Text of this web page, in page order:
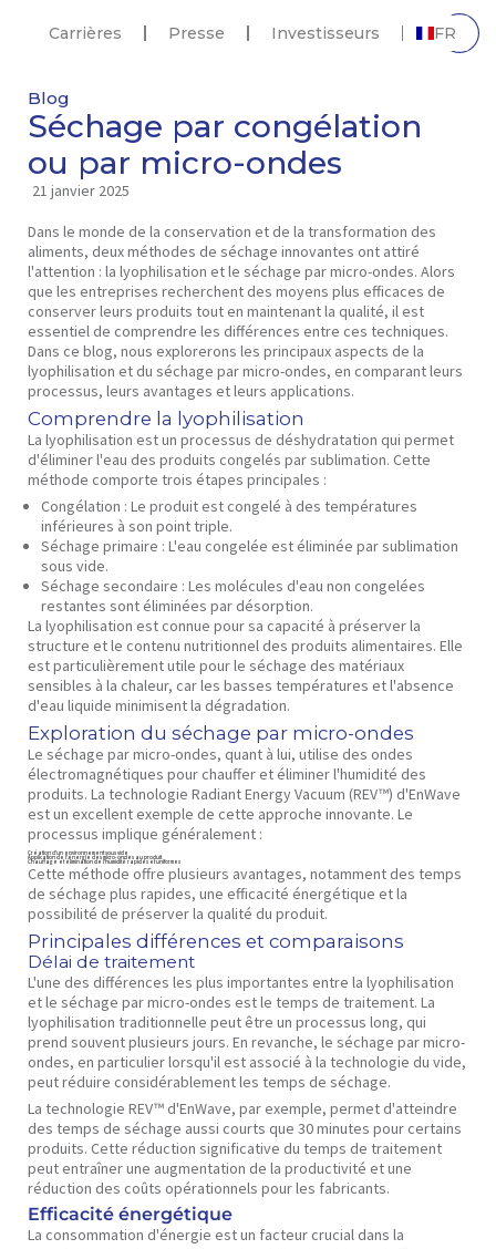
Carrières Presse Investisseurs FR
Blog
Séchage par congélation
ou par micro-ondes
21 janvier 2025
Dans le monde de la conservation et de la transformation des
aliments, deux méthodes de séchage innovantes ont attiré
l'attention : la lyophilisation et le séchage par micro-ondes. Alors
que les entreprises recherchent des moyens plus efficaces de
conserver leurs produits tout en maintenant la qualité, il est
essentiel de comprendre les différences entre ces techniques.
Dans ce blog, nous explorerons les principaux aspects de la
lyophilisation et du séchage par micro-ondes, en comparant leurs
processus, leurs avantages et leurs applications.
Comprendre la lyophilisation
La lyophilisation est un processus de déshydratation qui permet
d'éliminer l'eau des produits congelés par sublimation. Cette
méthode comporte trois étapes principales :
Congélation : Le produit est congelé à des températures
inférieures à son point triple.
Séchage primaire : L'eau congelée est éliminée par sublimation
sous vide.
Séchage secondaire : Les molécules d'eau non congelées
restantes sont éliminées par désorption.
La lyophilisation est connue pour sa capacité à préserver la
structure et le contenu nutritionnel des produits alimentaires. Elle
est particulièrement utile pour le séchage des matériaux
sensibles à la chaleur, car les basses températures et l'absence
d'eau liquide minimisent la dégradation.
Exploration du séchage par micro-ondes
Le séchage par micro-ondes, quant à lui, utilise des ondes
électromagnétiques pour chauffer et éliminer l'humidité des
produits. La technologie Radiant Energy Vacuum (REV™) d'EnWave
est un excellent exemple de cette approche innovante. Le
processus implique généralement :
Création d'un environnement sous vide
Application de l'énergie des micro-ondes au produit
Chauffage et élimination de l'humidité rapides et uniformes
Cette méthode offre plusieurs avantages, notamment des temps
de séchage plus rapides, une efficacité énergétique et la
possibilité de préserver la qualité du produit.
Principales différences et comparaisons
Délai de traitement
L'une des différences les plus importantes entre la lyophilisation
et le séchage par micro-ondes est le temps de traitement. La
lyophilisation traditionnelle peut être un processus long, qui
prend souvent plusieurs jours. En revanche, le séchage par micro-
ondes, en particulier lorsqu'il est associé à la technologie du vide,
peut réduire considérablement les temps de séchage.
La technologie REV™ d'EnWave, par exemple, permet d'atteindre
des temps de séchage aussi courts que 30 minutes pour certains
produits. Cette réduction significative du temps de traitement
peut entraîner une augmentation de la productivité et une
réduction des coûts opérationnels pour les fabricants.
Efficacité énergétique
La consommation d'énergie est un facteur crucial dans la